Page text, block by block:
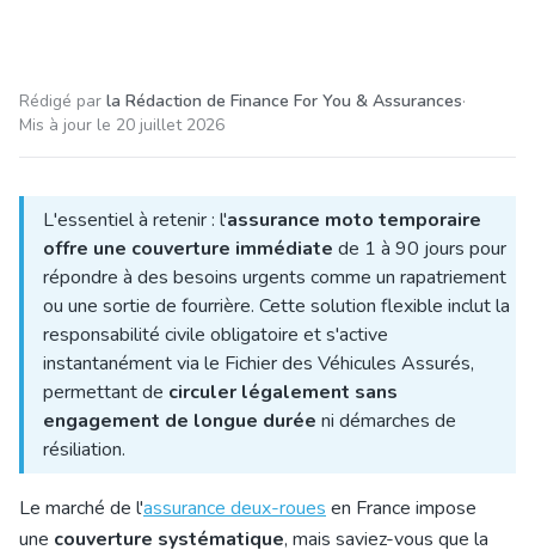
Rédigé par la Rédaction de Finance For You & Assurances·
Mis à jour le 20 juillet 2026
L'essentiel à retenir : l'assurance moto temporaire
offre une couverture immédiate de 1 à 90 jours pour
répondre à des besoins urgents comme un rapatriement
ou une sortie de fourrière. Cette solution flexible inclut la
responsabilité civile obligatoire et s'active
instantanément via le Fichier des Véhicules Assurés,
permettant de circuler légalement sans
engagement de longue durée ni démarches de
résiliation.
Le marché de l'assurance deux-roues en France impose
une couverture systématique, mais saviez-vous que la